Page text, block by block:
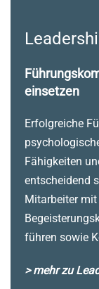
einsetzen
Erfolgreiche
Fähigkeiten
entscheidend
Mitarbeiter
führen sowie
> mehr zu